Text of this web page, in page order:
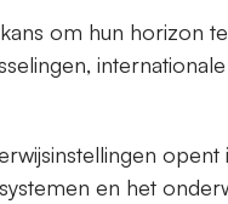
om hun horizon
en het